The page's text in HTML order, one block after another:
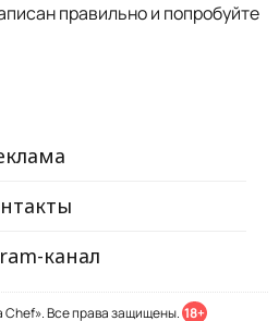
правильно и попробуйте
канал
Все права защищены. 18+